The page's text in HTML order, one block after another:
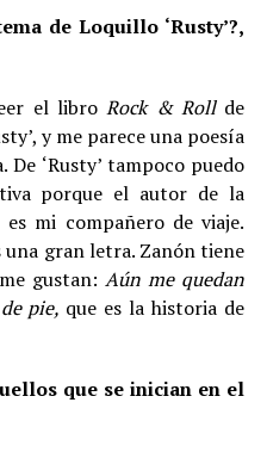
de Loquillo ‘Rusty’?,
el libroRock & Rollde
y me parece una poesía
‘Rusty’ tampoco puedo
porque el autor de la
mi compañero de viaje.
gran letra. Zanón tiene
gustan: Aún me quedan
pie, que es la historia de
que se inician en el